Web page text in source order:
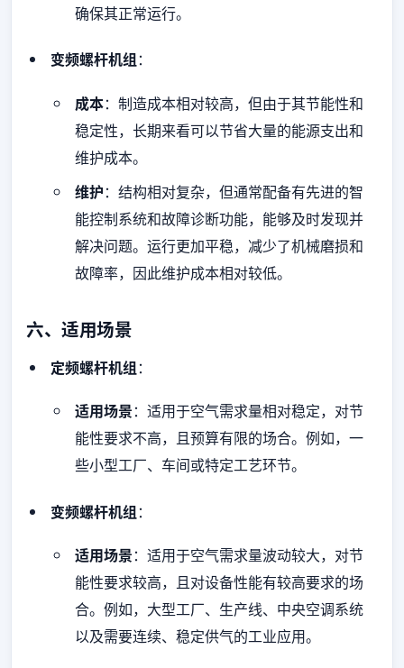
确保其正常运行。
变频螺杆机组：
成本：制造成本相对较高，但由于其节能性和
稳定性，长期来看可以节省大量的能源支出和
维护成本。
维护：结构相对复杂，但通常配备有先进的智
能控制系统和故障诊断功能，能够及时发现并
解决问题。运行更加平稳，减少了机械磨损和
故障率，因此维护成本相对较低。
六、适用场景
定频螺杆机组：
适用场景：适用于空气需求量相对稳定，对节
能性要求不高，且预算有限的场合。例如，一
些小型工厂、车间或特定工艺环节。
变频螺杆机组：
适用场景：适用于空气需求量波动较大，对节
能性要求较高，且对设备性能有较高要求的场
合。例如，大型工厂、生产线、中央空调系统
以及需要连续、稳定供气的工业应用。